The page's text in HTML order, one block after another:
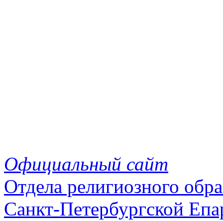
Официальный сайт
Отдела религиозного
Санкт-Петербургской